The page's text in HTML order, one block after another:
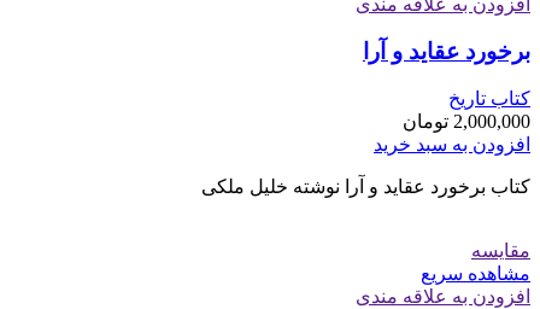
افزودن به علاقه مندی
برخورد عقاید و آرا
کتاب تاریخ
2,000,000 تومان
افزودن به سبد خرید
کتاب برخورد عقاید و آرا نوشته خلیل ملکی
مقایسه
مشاهده سریع
افزودن به علاقه مندی